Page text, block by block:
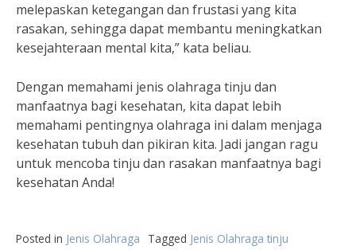
melepaskan ketegangan dan frustasi yang kita
rasakan, sehingga dapat membantu meningkatkan
kesejahteraan mental kita,” kata beliau.
Dengan memahami jenis olahraga tinju dan
manfaatnya bagi kesehatan, kita dapat lebih
memahami pentingnya olahraga ini dalam menjaga
kesehatan tubuh dan pikiran kita. Jadi jangan ragu
untuk mencoba tinju dan rasakan manfaatnya bagi
kesehatan Anda!
Posted in Jenis Olahraga Tagged Jenis Olahraga tinju